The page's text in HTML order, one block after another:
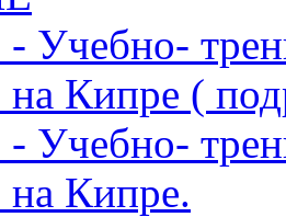
- Учебно-
Кипре (
- Учебно-
Кипре.